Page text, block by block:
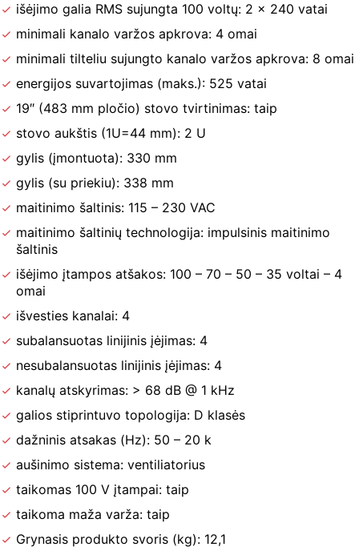
išėjimo galia RMS sujungta 100 voltų: 2 x 240 vatai
minimali kanalo varžos apkrova: 4 omai
minimali tilteliu sujungto kanalo varžos apkrova: 8 omai
energijos suvartojimas (maks.): 525 vatai
19″ (483 mm pločio) stovo tvirtinimas: taip
stovo aukštis (1U=44 mm): 2 U
gylis (įmontuota): 330 mm
gylis (su priekiu): 338 mm
maitinimo šaltinis: 115 – 230 VAC
maitinimo šaltinių technologija: impulsinis maitinimo
šaltinis
išėjimo įtampos atšakos: 100 – 70 – 50 – 35 voltai – 4
omai
išvesties kanalai: 4
subalansuotas linijinis įėjimas: 4
nesubalansuotas linijinis įėjimas: 4
kanalų atskyrimas: > 68 dB @ 1 kHz
galios stiprintuvo topologija: D klasės
dažninis atsakas (Hz): 50 – 20 k
aušinimo sistema: ventiliatorius
taikomas 100 V įtampai: taip
taikoma maža varža: taip
Grynasis produkto svoris (kg): 12,1